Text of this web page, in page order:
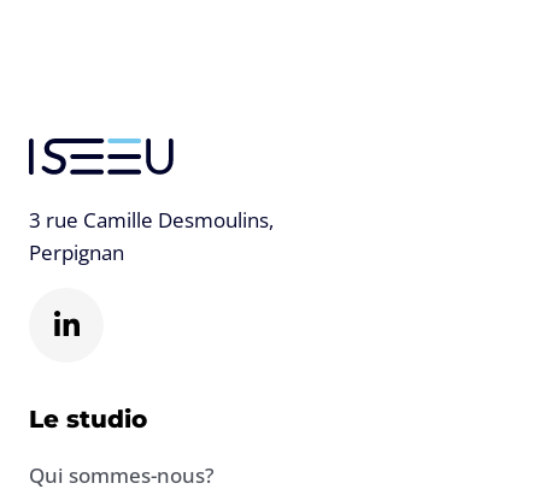
3 rue Camille Desmoulins,
Perpignan
i
e
i
Le studio
Qui sommes-nous?